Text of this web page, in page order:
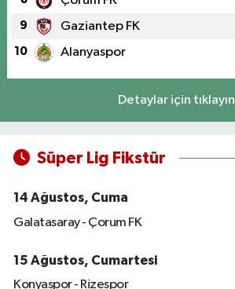
9 Gaziantep FK
10 Alanyaspor
Detaylar için tıklayın
Süper Lig Fikstür
14 Ağustos, Cuma
Galatasaray - Çorum FK
15 Ağustos, Cumartesi
Konyaspor - Rizespor